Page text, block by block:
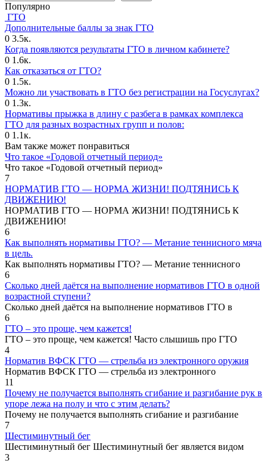
Популярно
ГТО
Дополнительные баллы за знак ГТО
0 3.5к.
Когда появляются результаты ГТО в личном кабинете?
0 1.6к.
Как отказаться от ГТО?
0 1.5к.
Можно ли участвовать в ГТО без регистрации на Госуслугах?
0 1.3к.
Нормативы прыжка в длину с разбега в рамках комплекса
ГТО для разных возрастных групп и полов:
0 1.1к.
Вам также может понравиться
Что такое «Годовой отчетный период»
Что такое «Годовой отчетный период»
7
НОРМАТИВ ГТО — НОРМА ЖИЗНИ! ПОДТЯНИСЬ К
ДВИЖЕНИЮ!
НОРМАТИВ ГТО — НОРМА ЖИЗНИ! ПОДТЯНИСЬ К
ДВИЖЕНИЮ!
6
Как выполнять нормативы ГТО? — Метание теннисного мяча
в цель.
Как выполнять нормативы ГТО? — Метание теннисного
6
Сколько дней даётся на выполнение нормативов ГТО в одной
возрастной ступени?
Сколько дней даётся на выполнение нормативов ГТО в
6
ГТО – это проще, чем кажется!
ГТО – это проще, чем кажется! Часто слышишь про ГТО
4
Норматив ВФСК ГТО — стрельба из электронного оружия
Норматив ВФСК ГТО — стрельба из электронного
11
Почему не получается выполнять сгибание и разгибание рук в
упоре лежа на полу и что с этим делать?
Почему не получается выполнять сгибание и разгибание
7
Шестиминутный бег
Шестиминутный бег Шестиминутный бег является видом
3